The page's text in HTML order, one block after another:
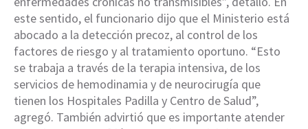
este sentido, el funcionario dijo que el Ministerio está
abocado a la detección precoz, al control de los
factores de riesgo y al tratamiento oportuno. “Esto
se trabaja a través de la terapia intensiva, de los
servicios de hemodinamia y de neurocirugía que
tienen los Hospitales Padilla y Centro de Salud”,
agregó. También advirtió que es importante atender